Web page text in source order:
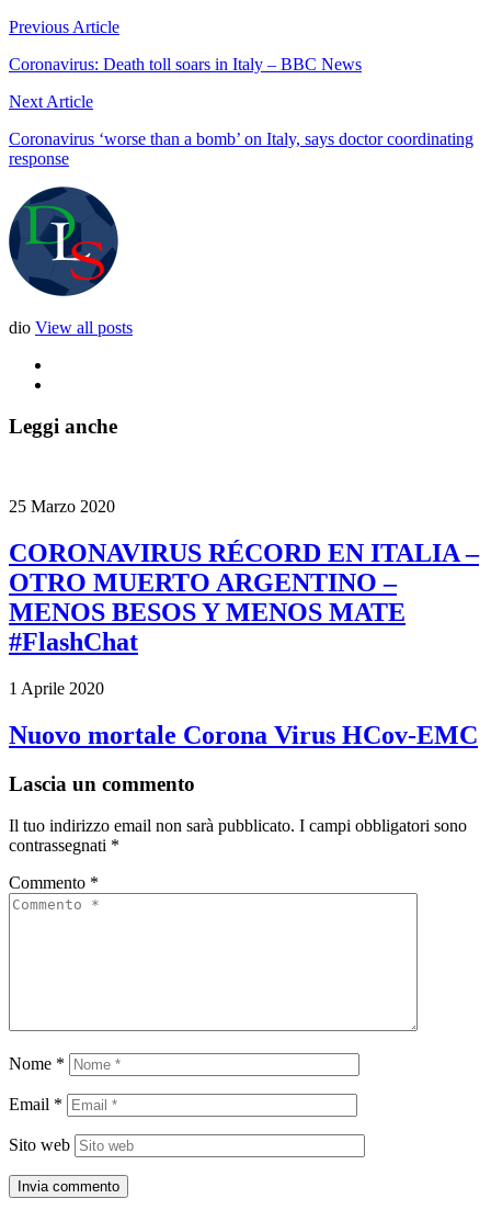
Previous Article
Coronavirus: Death toll soars in Italy – BBC News
Next Article
Coronavirus ‘worse than a bomb’ on Italy, says doctor coordinating
response
dio View all posts
Leggi anche
25 Marzo 2020
CORONAVIRUS RÉCORD EN ITALIA –
OTRO MUERTO ARGENTINO –
MENOS BESOS Y MENOS MATE
#FlashChat
1 Aprile 2020
Nuovo mortale Corona Virus HCov-EMC
Lascia un commento
Il tuo indirizzo email non sarà pubblicato. I campi obbligatori sono
contrassegnati *
Commento *
Nome *
Email *
Sito web